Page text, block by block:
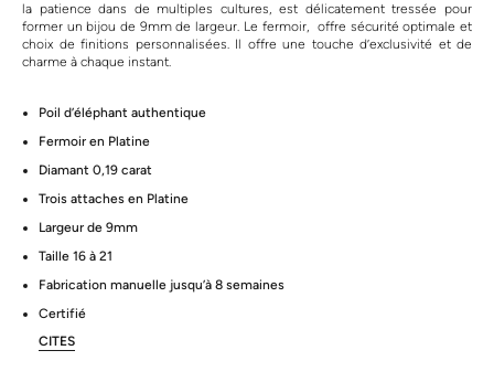
la patience dans de multiples cultures, est délicatement tressée pour
former un bijou de 9mm de largeur. Le fermoir, offre sécurité optimale et
choix de finitions personnalisées. Il offre une touche d’exclusivité et de
charme à chaque instant.
Poil d’éléphant authentique
Fermoir en Platine
Diamant 0,19 carat
Trois attaches en Platine
Largeur de 9mm
Taille 16 à 21
Fabrication manuelle jusqu’à 8 semaines
Certifié
CITES